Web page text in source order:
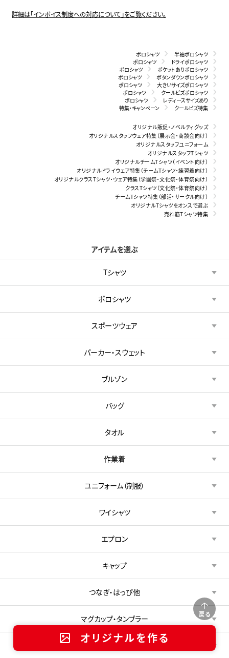
戻る
オリジナルを作る
詳細は「インボイス制度への対応について」をご覧ください。
ポロシャツ
半袖ポロシャツ
ポロシャツ
ドライポロシャツ
ポロシャツ
ポケットありポロシャツ
ポロシャツ
ボタンダウンポロシャツ
ポロシャツ
大きいサイズポロシャツ
ポロシャツ
クールビズポロシャツ
ポロシャツ
レディースサイズあり
特集・キャンペーン
クールビズ特集
オリジナル販促・ノベルティグッズ
オリジナルスタッフウェア特集（展示会・商談会向け）
オリジナルスタッフユニフォーム
オリジナルスタッフTシャツ
オリジナルチームTシャツ（イベント向け）
オリジナルドライウェア特集（チームTシャツ・練習着向け）
オリジナルクラスTシャツ・ウェア特集（学園祭・文化祭・体育祭向け）
クラスTシャツ（文化祭・体育祭向け）
チームTシャツ特集（部活・サークル向け）
オリジナルTシャツをオンスで選ぶ
売れ筋Tシャツ特集
アイテムを選ぶ
Tシャツ
ポロシャツ
スポーツウェア
パーカー・スウェット
ブルゾン
バッグ
タオル
作業着
ユニフォーム（制服）
ワイシャツ
エプロン
キャップ
つなぎ・はっぴ他
マグカップ・タンブラー
文具・ステーショナリー